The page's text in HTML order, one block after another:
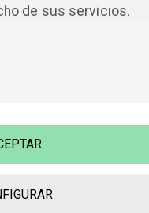
sano y cotidiano, ese
sorbitos, y tenerlo
página y
de sus servicios.